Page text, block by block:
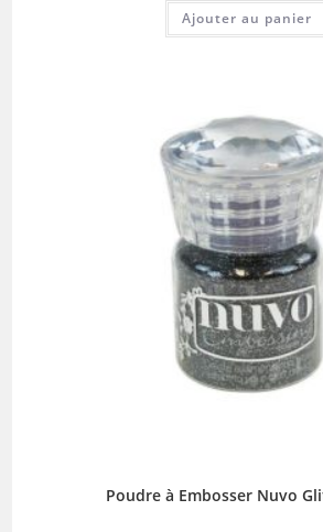
Ajouter au panier
Poudre à Embosser Nuvo